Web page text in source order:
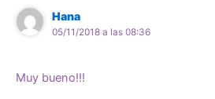
Hana
05/11/2018 a las 08:36
Muy bueno!!!